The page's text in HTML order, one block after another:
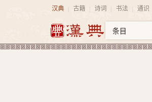
汉典 古籍 诗词 书法 通识